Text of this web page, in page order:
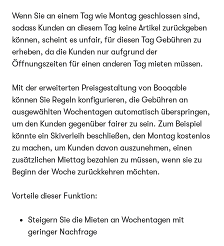
Wenn Sie an einem Tag wie Montag geschlossen sind,
sodass Kunden an diesem Tag keine Artikel zurückgeben
können, scheint es unfair, für diesen Tag Gebühren zu
erheben, da die Kunden nur aufgrund der
Öffnungszeiten für einen anderen Tag mieten müssen.
Mit der erweiterten Preisgestaltung von Booqable
können Sie Regeln konfigurieren, die Gebühren an
ausgewählten Wochentagen automatisch überspringen,
um den Kunden gegenüber fairer zu sein. Zum Beispiel
könnte ein Skiverleih beschließen, den Montag kostenlos
zu machen, um Kunden davon auszunehmen, einen
zusätzlichen Miettag bezahlen zu müssen, wenn sie zu
Beginn der Woche zurückkehren möchten.
Vorteile dieser Funktion:
Steigern Sie die Mieten an Wochentagen mit
geringer Nachfrage